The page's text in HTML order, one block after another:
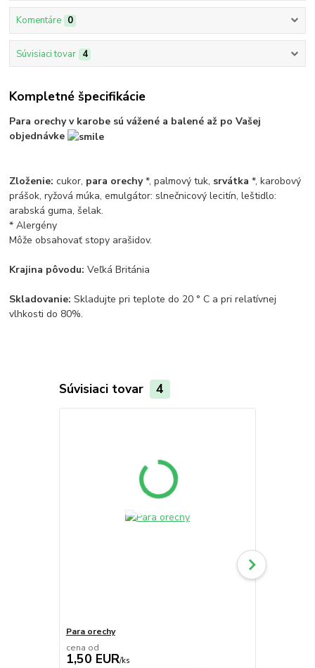
Komentáre 0
Súvisiaci tovar 4
Kompletné špecifikácie
Para orechy v karobe sú vážené a balené až po Vašej
objednávke
Zloženie: cukor, para orechy*, palmový tuk, srvátka *, karobový
prášok, ryžová múka, emulgátor: slnečnicový lecitín, leštidlo:
arabská guma, šelak.
* Alergény
Môže obsahovať stopy arašidov.
Krajina pôvodu: Veľká Británia
Skladovanie: Skladujte pri teplote do 20 ° C a pri relatívnej
vlhkosti do 80%.
Súvisiaci tovar 4
Para orechy
cena od
1,50 EUR/ks